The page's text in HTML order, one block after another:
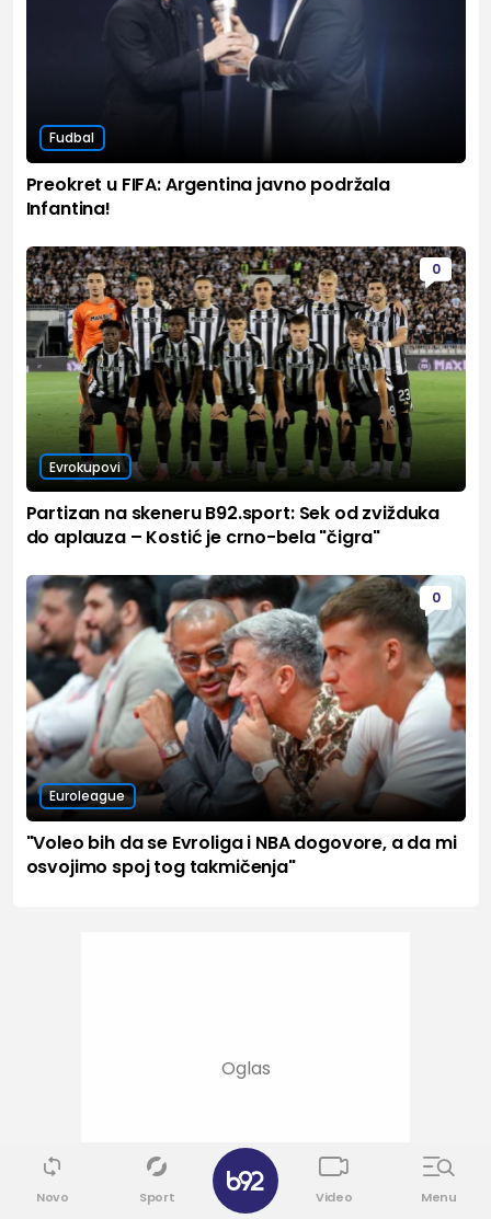
Fudbal
Preokret u FIFA: Argentina javno podržala
Infantina!
0
Evrokupovi
Partizan na skeneru B92.sport: Sek od zvižduka
do aplauza – Kostić je crno-bela "čigra"
0
Euroleague
"Voleo bih da se Evroliga i NBA dogovore, a da mi
osvojimo spoj tog takmičenja"
Novo Sport Video Menu